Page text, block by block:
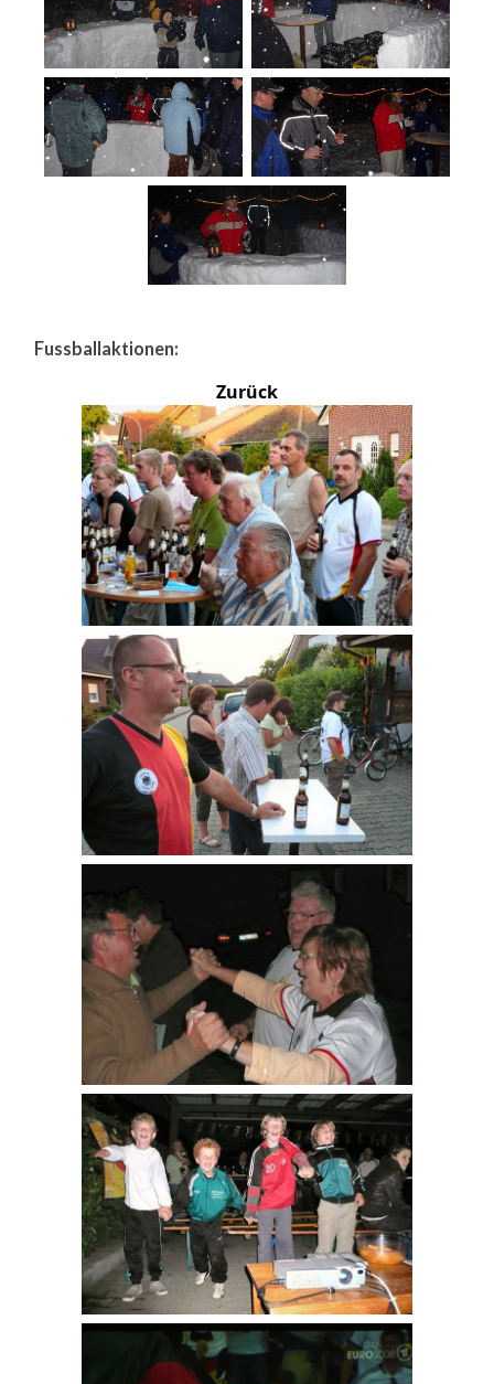
Fussballaktionen:
Zurück